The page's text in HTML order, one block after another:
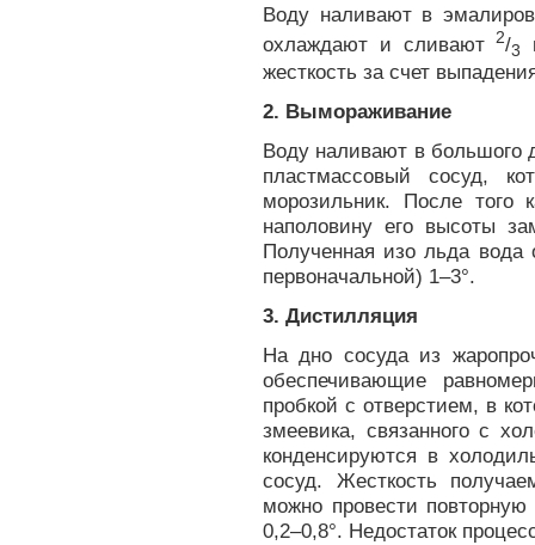
Воду наливают в
охлаждают и сливают2/3
жесткость за счет
2. Вымораживание
Воду наливают в большого
пластмассовый сосуд,
морозильник. После того
наполовину его высоты
Полученная изо льда вода
первоначальной) 1–3°.
3. Дистилляция
На дно сосуда из
обеспечивающие
пробкой с отверстием, в
змеевика, связанного с
конденсируются в
сосуд. Жесткость
можно провести
0,2–0,8°. Недостаток